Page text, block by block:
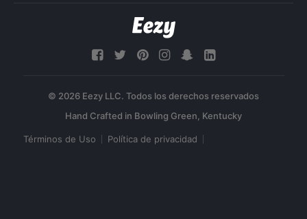
© 2026 Eezy LLC. Todos los derechos reservados
Términos de Uso Política de privacidad